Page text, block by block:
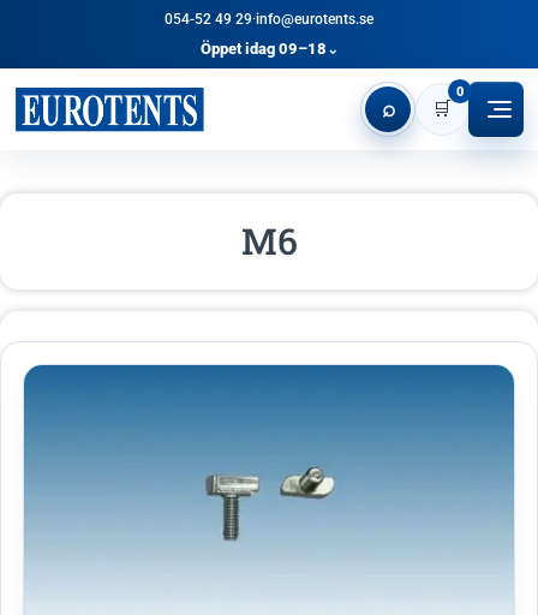
054-52 49 29·info@eurotents.se
Öppet idag 09–18 ⌄
⌕ 🛒
0
M6